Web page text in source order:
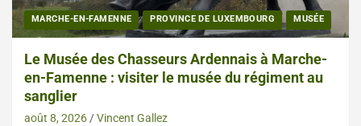
MARCHE-EN-FAMENNE PROVINCE DE LUXEMBOURG MUSÉE
Le Musée des Chasseurs Ardennais à Marche-
en-Famenne : visiter le musée du régiment au
sanglier
août 8, 2026 Vincent Gallez